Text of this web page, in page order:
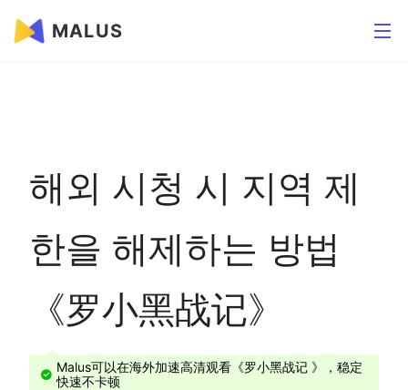
MALUS
해외 시청 시 지역 제
한을 해제하는 방법
《罗小黑战记》
Malus可以在海外加速高清观看《罗小黑战记 》，稳定
快速不卡顿